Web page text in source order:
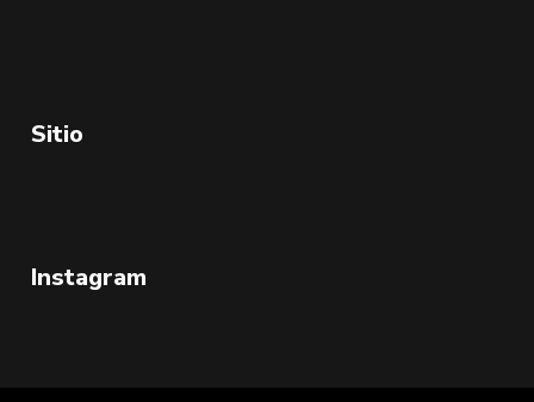
Sitio
Instagram